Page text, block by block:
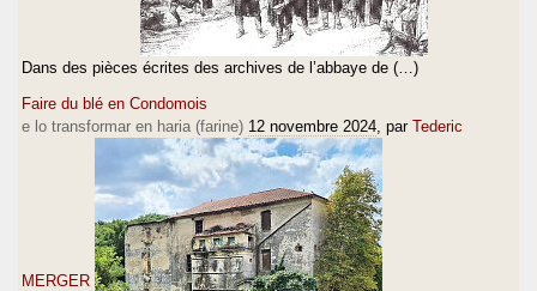
Dans des pièces écrites des archives de l’abbaye de (…)
Faire du blé en Condomois
e lo transformar en haria (farine) 12 novembre 2024 , par Tederic
MERGER